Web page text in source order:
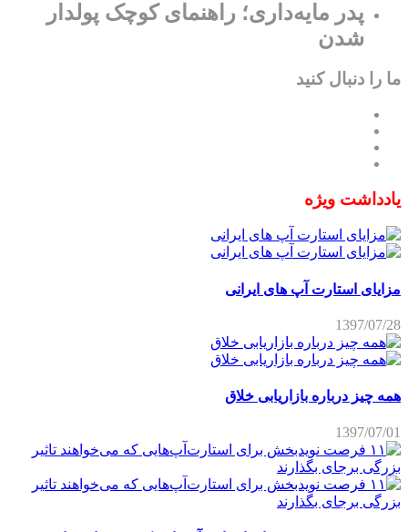
پدر مایه‌داری؛ راهنمای کوچک پولدار
شدن
ما را دنبال کنید
یادداشت ویژه
مزایای استارت آپ های ایرانی
1397/07/28
همه چیز درباره بازاریابی خلاق
1397/07/01